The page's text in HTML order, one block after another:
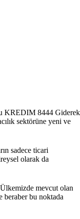
KREDIM 8444 Giderek
sektörüne yeni ve
sadece ticari
olarak da
Ülkemizde mevcut olan
beraber bu noktada